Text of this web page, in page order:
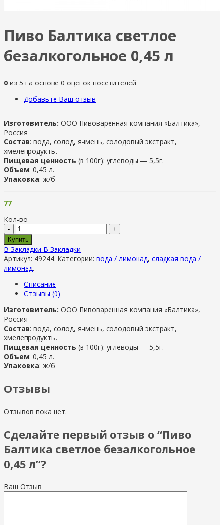
Пиво Балтика светлое
безалкогольное 0,45 л
0 из 5 на основе 0 оценок посетителей
Добавьте Ваш отзыв
Изготовитель: ООО Пивоваренная компания «Балтика»,
Россия
Состав: вода, солод, ячмень, солодовый экстракт,
хмелепродукты.
Пищевая ценность (в 100г): углеводы — 5,5г.
Объем: 0,45 л.
Упаковка: ж/б
77
Кол-во:
-
+
Купить
В Закладки В Закладки
Артикул: 49244. Категории: вода / лимонад, сладкая вода /
лимонад.
Описание
Отзывы (0)
Изготовитель: ООО Пивоваренная компания «Балтика»,
Россия
Состав: вода, солод, ячмень, солодовый экстракт,
хмелепродукты.
Пищевая ценность (в 100г): углеводы — 5,5г.
Объем: 0,45 л.
Упаковка: ж/б
Отзывы
Отзывов пока нет.
Сделайте первый отзыв о “Пиво
Балтика светлое безалкогольное
0,45 л”?
Ваш Отзыв